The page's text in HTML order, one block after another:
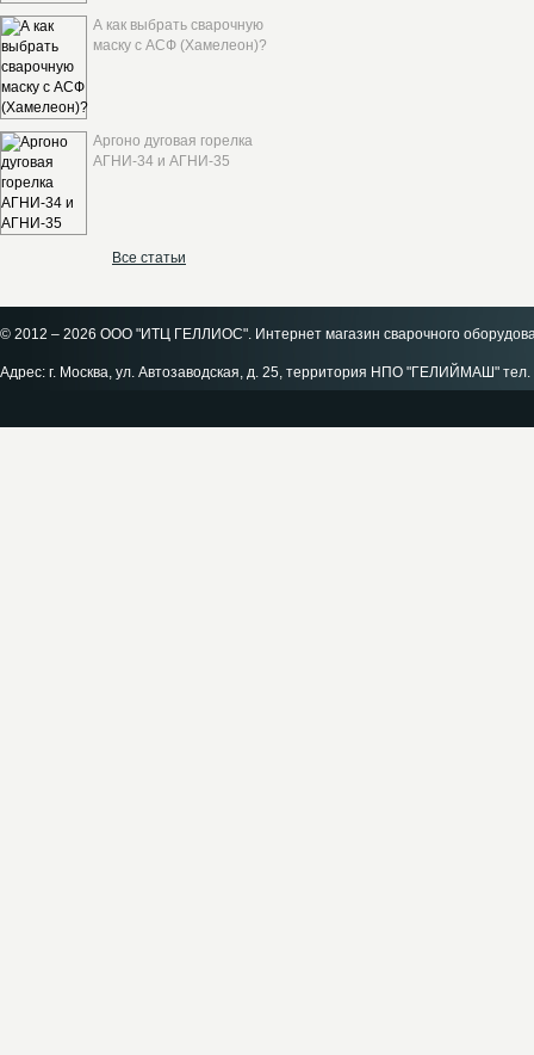
А как выбрать сварочную
маску с АСФ (Хамелеон)?
Аргоно дуговая горелка
АГНИ-34 и АГНИ-35
Все статьи
© 2012 – 2026 ООО "ИТЦ ГЕЛЛИОС". Интернет магазин сварочного
Адрес: г. Москва, ул. Автозаводская, д. 25, территория НПО "ГЕЛИЙМАШ"